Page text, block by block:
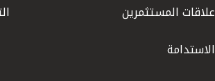
علاقات المستثمرين
الاستدامة